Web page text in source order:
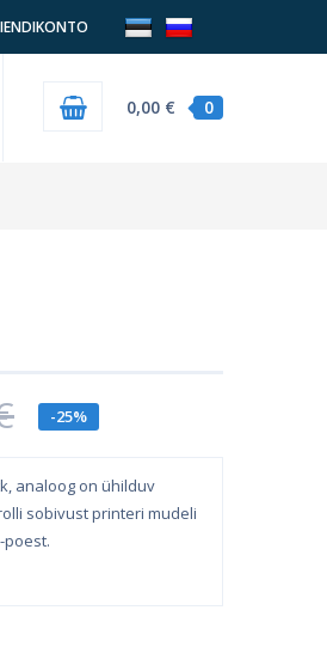
0
0,00 €
-25%
analoog on ühilduv
sobivust printeri mudeli
poest.